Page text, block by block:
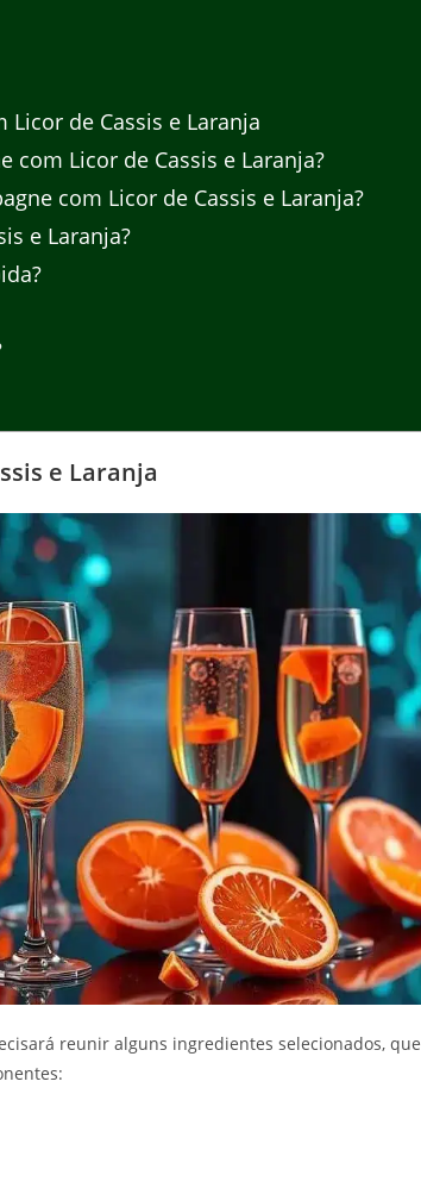
Licor de Cassis e Laranja
com Licor de Cassis e Laranja?
com Licor de Cassis e Laranja?
e Laranja?
e Laranja
reunir alguns ingredientes selecionados, que